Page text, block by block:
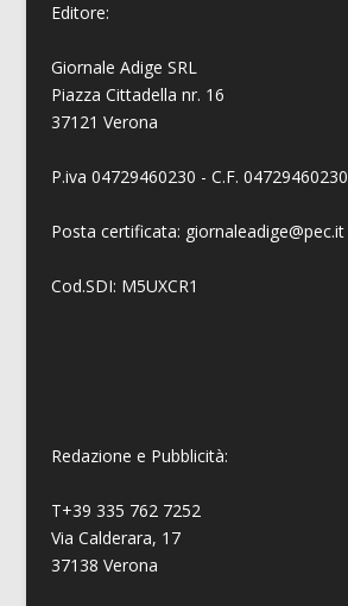
Editore:
Giornale Adige SRL
Piazza Cittadella nr. 16
37121 Verona
P.iva 04729460230 - C.F. 04729460230
Posta certificata: giornaleadige@pec.it
Cod.SDI: M5UXCR1
Redazione e Pubblicità:
T+39 335 762 7252
Via Calderara, 17
37138 Verona